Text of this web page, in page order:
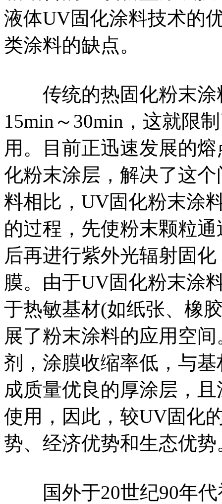
液体UV固化涂料技术的
类涂料的缺点。
传统的热固化粉末涂
15min～30min，这就限
用。目前正迅速发展的
化粉末涂层，解决了这
料相比，UV固化粉末涂
的过程，先使粉末颗粒
后再进行紫外光辐射固
膜。由于UV固化粉末涂
于热敏基材(如纸张、橡
展了粉末涂料的应用空
剂，涂膜收缩率低，与
成质量优良的厚涂层，
使用，因此，较UV固化
势、经济优势和生态优势
国外于20世纪90年代